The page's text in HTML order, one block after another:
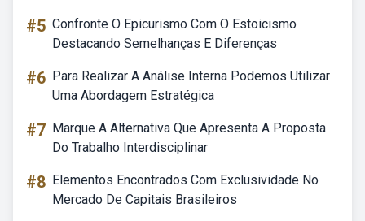
#5 Confronte O Epicurismo Com O Estoicismo
Destacando Semelhanças E Diferenças
#6 Para Realizar A Análise Interna Podemos Utilizar
Uma Abordagem Estratégica
#7 Marque A Alternativa Que Apresenta A Proposta
Do Trabalho Interdisciplinar
#8 Elementos Encontrados Com Exclusividade No
Mercado De Capitais Brasileiros